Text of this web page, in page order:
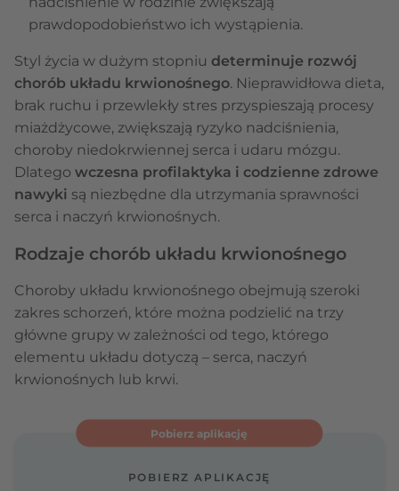
prawdopodobieństwo ich wystąpienia.
Styl życia w dużym stopniu determinuje rozwój
chorób układu krwionośnego. Nieprawidłowa dieta,
brak ruchu i przewlekły stres przyspieszają procesy
miażdżycowe, zwiększają ryzyko nadciśnienia,
choroby niedokrwiennej serca i udaru mózgu.
Dlatego wczesna profilaktyka i codzienne zdrowe
nawyki są niezbędne dla utrzymania sprawności
serca i naczyń krwionośnych.
Rodzaje chorób układu krwionośnego
Choroby układu krwionośnego obejmują szeroki
zakres schorzeń, które można podzielić na trzy
główne grupy w zależności od tego, którego
elementu układu dotyczą – serca, naczyń
krwionośnych lub krwi.
Pobierz aplikację
POBIERZ APLIKACJĘ